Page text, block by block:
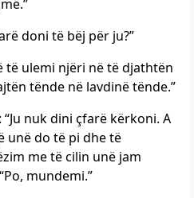
doni të bëj për ju?”
të ulemi njëri në të djathtën
tënde në lavdinë tënde.”
nuk dini çfarë kërkoni. A
unë do të pi dhe të
me të cilin unë jam
mundemi.”